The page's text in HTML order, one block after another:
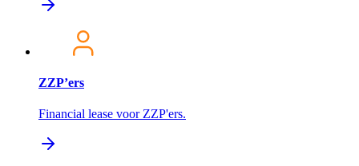
ZZP’ers
Financial lease voor ZZP'ers.